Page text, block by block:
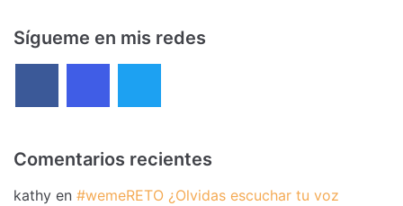
Sígueme en mis redes
Comentarios recientes
kathy en #wemeRETO ¿Olvidas escuchar tu voz